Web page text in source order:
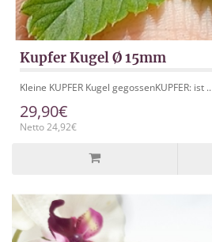
Kupfer Kugel Ø 15mm
Kleine KUPFER Kugel gegossenKUPFER: ist ..
29,90€
Netto 24,92€